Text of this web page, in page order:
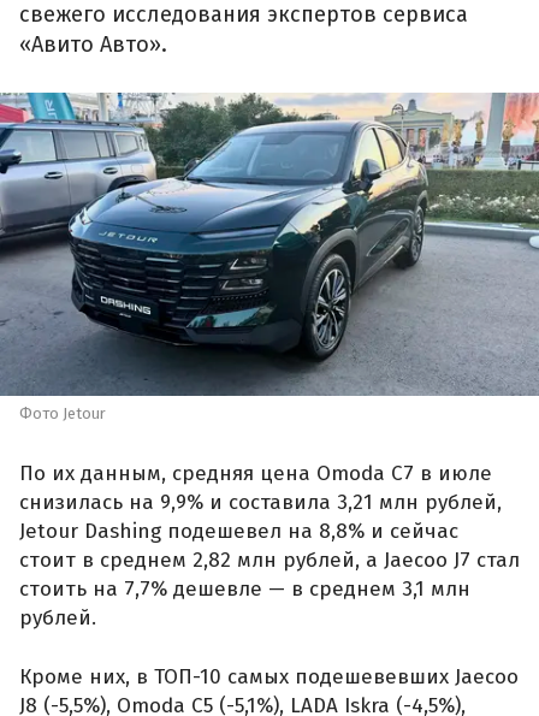
свежего исследования экспертов сервиса
«Авито Авто».
Фото Jetour
По их данным, средняя цена Omoda C7 в июле
снизилась на 9,9% и составила 3,21 млн рублей,
Jetour Dashing подешевел на 8,8% и сейчас
стоит в среднем 2,82 млн рублей, а Jaecoo J7 стал
стоить на 7,7% дешевле — в среднем 3,1 млн
рублей.
Кроме них, в ТОП-10 самых подешевевших Jaecoo
J8 (-5,5%), Omoda C5 (-5,1%), LADA Iskra (-4,5%),